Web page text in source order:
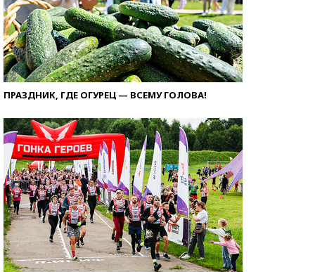
ПРАЗДНИК, ГДЕ ОГУРЕЦ — ВСЕМУ ГОЛОВА!